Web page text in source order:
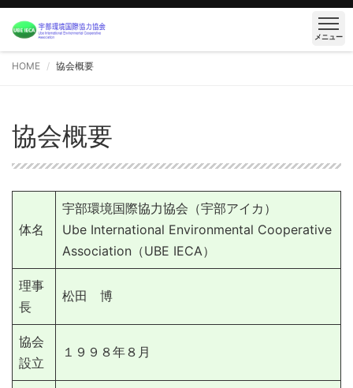
メニュー
HOME 協会概要
協会概要
体名
宇部環境国際協力協会（宇部アイカ）
Ube International Environmental Cooperative
Association（UBE IECA）
理事
長
松田 博
協会
設立
１９９８年８月